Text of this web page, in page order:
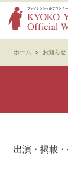
ホーム > お知らせ
出演・掲載